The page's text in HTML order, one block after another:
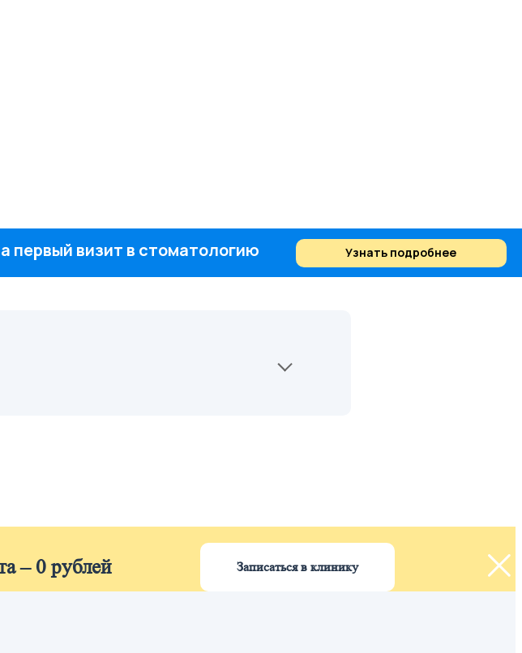
– 0 рублей Записаться в клинику
первый визит в стоматологию Узнать подробнее